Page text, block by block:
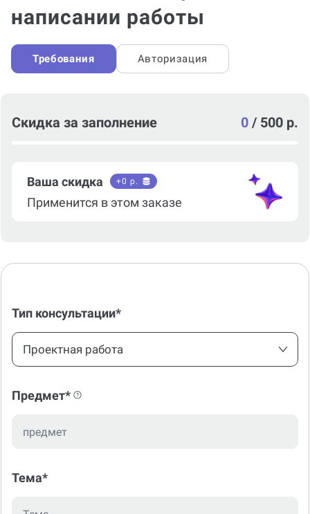
написании работы
Требования Авторизация
Скидка за заполнение 0 / 500 р.
Ваша скидка +0 р.
Применится в этом заказе
Тип консультации*
Проектная работа
Предмет*
Тема*